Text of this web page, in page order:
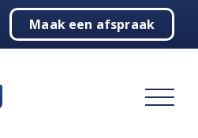
Maak een afspraak